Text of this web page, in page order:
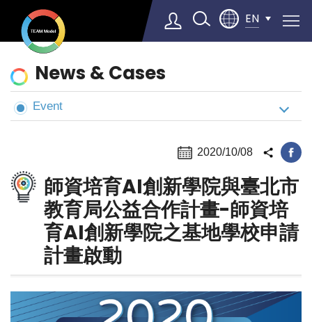
EN
▼
News
&
Cases
News & Cases
Event
2020/10/08
師資培育AI創新學院與臺北市
教育局公益合作計畫-師資培
育AI創新學院之基地學校申請
計畫啟動